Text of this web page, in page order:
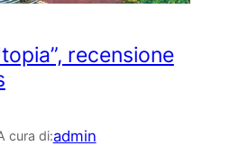
recensione
cura di:admin